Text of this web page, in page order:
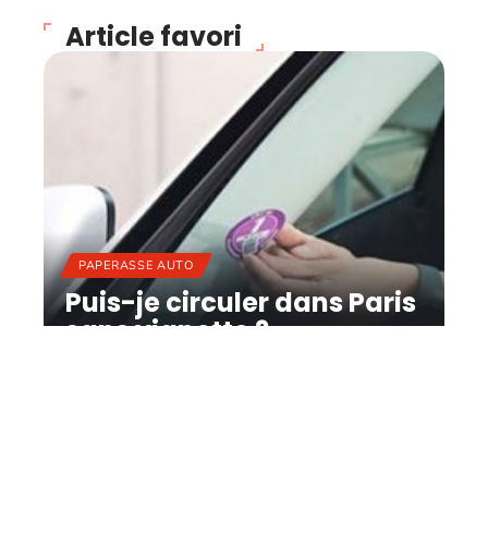
Article favori
PAPERASSE AUTO
Puis-je circuler dans Paris
sans vignette ?